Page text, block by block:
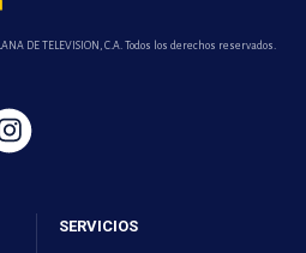
DE TELEVISION, C.A. Todos los derechos reservados.
SERVICIOS